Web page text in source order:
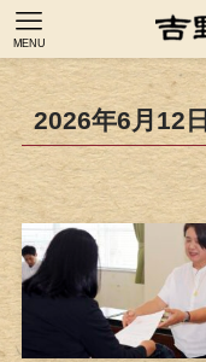
MENU
2026年6月12日